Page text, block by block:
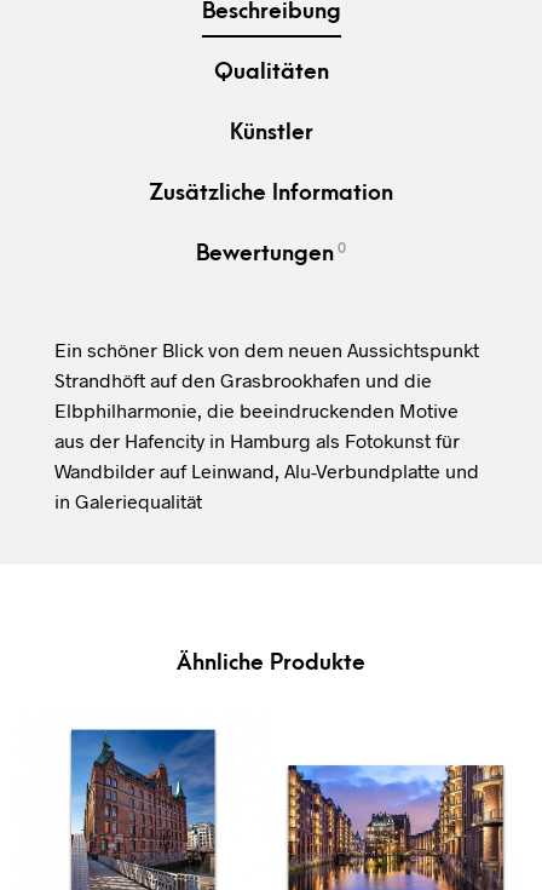
Beschreibung
Qualitäten
Künstler
Zusätzliche Information
Bewertungen 0
Ein schöner Blick von dem neuen Aussichtspunkt
Strandhöft auf den Grasbrookhafen und die
Elbphilharmonie, die beeindruckenden Motive
aus der Hafencity in Hamburg als Fotokunst für
Wandbilder auf Leinwand, Alu-Verbundplatte und
in Galeriequalität
Ähnliche Produkte